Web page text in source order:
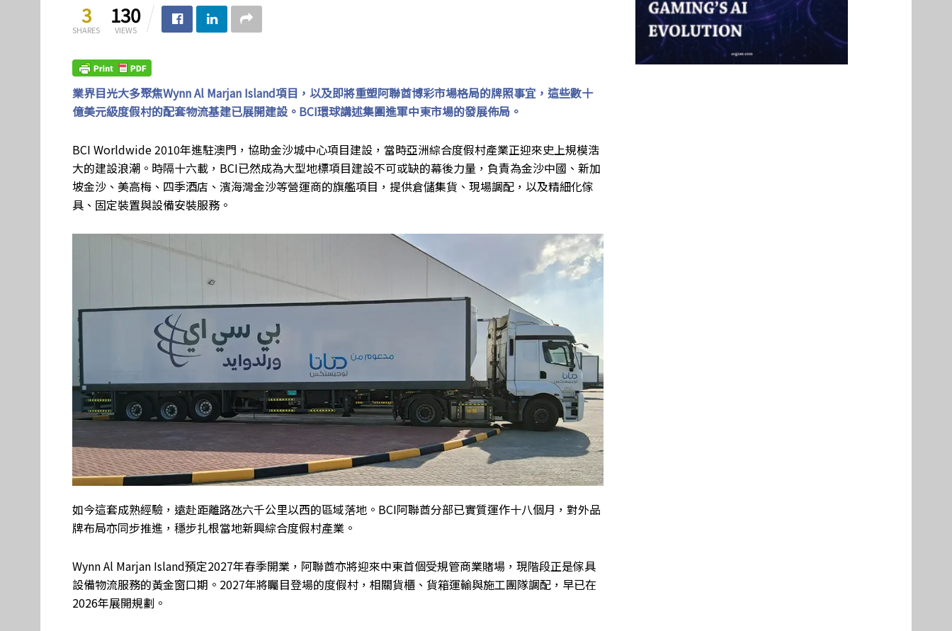
3
SHARES
130
VIEWS
業界目光大多聚焦Wynn Al Marjan Island項目，以及即將重塑阿聯酋博彩市場格局的牌照事宜，這些數十
億美元級度假村的配套物流基建已展開建設。BCI環球講述集團進軍中東市場的發展佈局。
BCI Worldwide 2010年進駐澳門，協助金沙城中心項目建設，當時亞洲綜合度假村產業正迎來史上規模浩
大的建設浪潮。時隔十六載，BCI已然成為大型地標項目建設不可或缺的幕後力量，負責為金沙中國、新加
坡金沙、美高梅、四季酒店、濱海灣金沙等營運商的旗艦項目，提供倉儲集貨、現場調配，以及精細化傢
具、固定裝置與設備安裝服務。
如今這套成熟經驗，遠赴距離路氹六千公里以西的區域落地。BCI阿聯酋分部已實質運作十八個月，對外品
牌布局亦同步推進，穩步扎根當地新興綜合度假村產業。
Wynn Al Marjan Island預定2027年春季開業，阿聯酋亦將迎來中東首個受規管商業賭場，現階段正是傢具
設備物流服務的黃金窗口期。2027年將矚目登場的度假村，相關貨櫃、貨箱運輸與施工團隊調配，早已在
2026年展開規劃。